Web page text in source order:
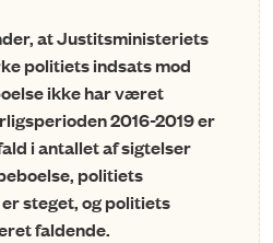
at Justitsministeriets
politiets ind­sats­ mod
ikke har væ­ret
2016-2019 er
i antallet af sigtelser
politiets
steget, og politiets
faldende.